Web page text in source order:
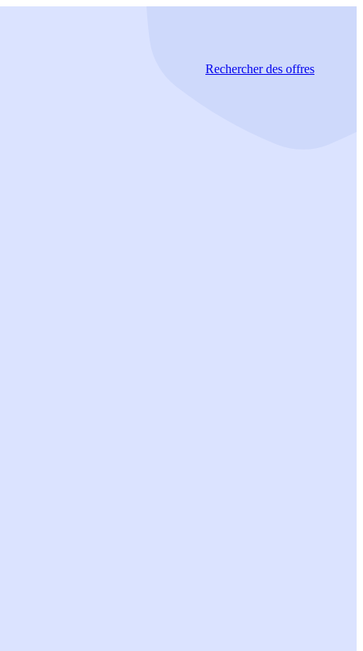
Rechercherdes offres